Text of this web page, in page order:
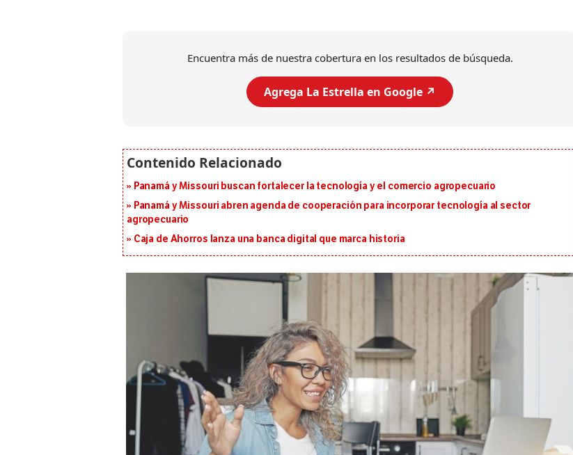
Encuentra más de nuestra cobertura en los resultados de búsqueda.
Agrega La Estrella en Google ↗️
Panamá y Missouri buscan fortalecer la tecnología y el comercio agropecuario
Panamá y Missouri abren agenda de cooperación para incorporar tecnología al sector
agropecuario
Caja de Ahorros lanza una banca digital que marca historia
julio en la prefectura de Kumamoto,
al sur de Japón, provocando una
emergencia de gran